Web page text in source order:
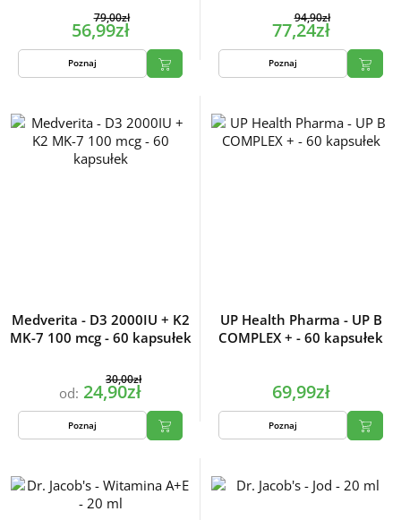
79,00zł
56,99zł
Poznaj
94,90zł
77,24zł
Poznaj
Medverita - D3 2000IU + K2
MK-7 100 mcg - 60 kapsułek
od:
30,00zł
24,90zł
Poznaj
UP Health Pharma - UP B
COMPLEX + - 60 kapsułek
69,99zł
Poznaj